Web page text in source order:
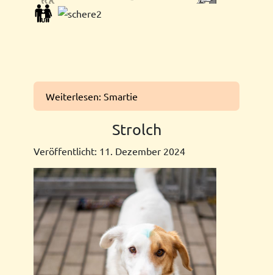
Weiterlesen: Smartie
Strolch
Veröffentlicht: 11. Dezember 2024